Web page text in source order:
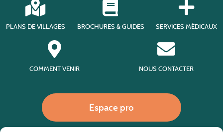
PLANS DE VILLAGES BROCHURES & GUIDES SERVICES MÉDICAUX
COMMENT VENIR NOUS CONTACTER
Espace pro